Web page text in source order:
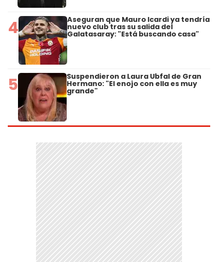
4 Aseguran que Mauro Icardi ya tendría
nuevo club tras su salida del
Galatasaray: "Está buscando casa"
5 Suspendieron a Laura Ubfal de Gran
Hermano: "El enojo con ella es muy
grande"